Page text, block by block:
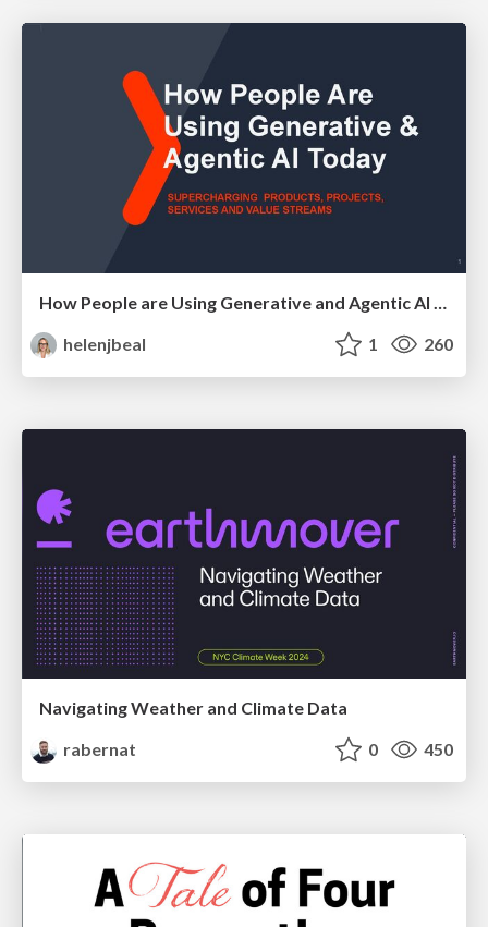
helenjbeal
1 260
Navigating Weather and Climate Data
rabernat
0 450